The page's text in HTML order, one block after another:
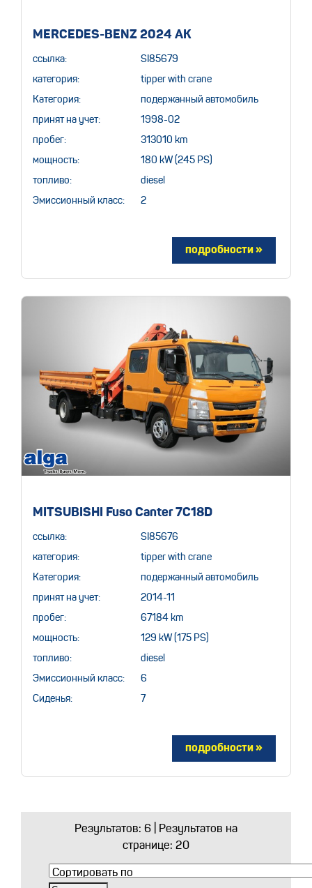
MERCEDES-BENZ 2024 AK
ссылка: SI85679
категория: tipper with crane
Категория: подержанный автомобиль
принят на учет: 1998-02
пробег: 313010 km
мощность: 180 kW (245 PS)
топливо: diesel
Эмиссионный класс: 2
MITSUBISHI Fuso Canter 7C18D
ссылка: SI85676
категория: tipper with crane
Категория: подержанный автомобиль
принят на учет: 2014-11
пробег: 67184 km
мощность: 129 kW (175 PS)
топливо: diesel
Эмиссионный класс: 6
Сиденья: 7
Результатов: 6 | Результатов на
странице: 20